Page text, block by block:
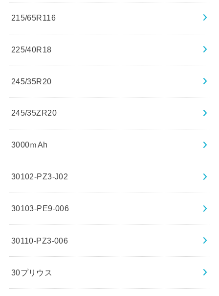
215/65R116
225/40R18
245/35R20
245/35ZR20
3000ｍAh
30102-PZ3-J02
30103-PE9-006
30110-PZ3-006
30プリウス